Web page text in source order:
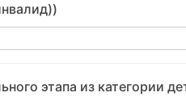
этапа из категории